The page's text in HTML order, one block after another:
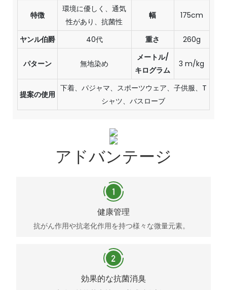
特徴
環境に優しく、通気
性があり、抗菌性
幅 175cm
ヤンル伯爵 40代 重さ 260g
パターン 無地染め
メートル/
キログラム
3 m/kg
提案の使用
下着、パジャマ、スポーツウェア、子供服、T
シャツ、バスローブ
アドバンテージ
健康管理
抗がん作用や抗老化作用を持つ様々な微量元素。
効果的な抗菌消臭